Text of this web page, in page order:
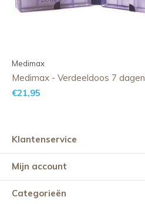
Medimax
Medimax - Verdeeldoos 7 dagen
€21,95
Klantenservice
Mijn account
Categorieën